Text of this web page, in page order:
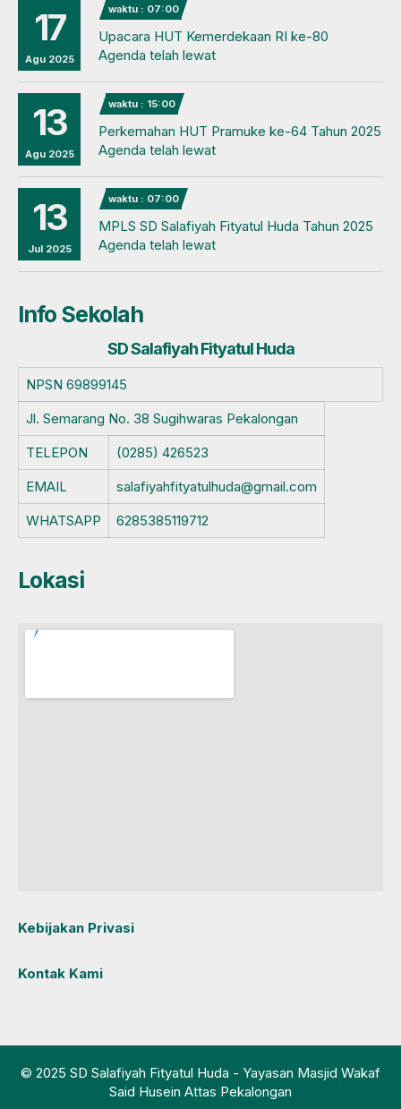
17
Agu 2025
waktu : 07:00
Upacara HUT Kemerdekaan RI ke-80
Agenda telah lewat
13
Agu 2025
waktu : 15:00
Perkemahan HUT Pramuke ke-64 Tahun 2025
Agenda telah lewat
13
Jul 2025
waktu : 07:00
MPLS SD Salafiyah Fityatul Huda Tahun 2025
Agenda telah lewat
Info Sekolah
SD Salafiyah Fityatul Huda
NPSN 69899145
Jl. Semarang No. 38 Sugihwaras Pekalongan
TELEPON
(0285) 426523
EMAIL
salafiyahfityatulhuda@gmail.com
WHATSAPP
6285385119712
Lokasi
Kebijakan Privasi
Kontak Kami
© 2025 SD Salafiyah Fityatul Huda - Yayasan Masjid Wakaf
Said Husein Attas Pekalongan